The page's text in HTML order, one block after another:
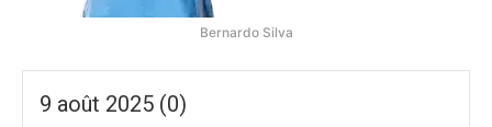
Bernardo Silva
9 août 2025 (0)